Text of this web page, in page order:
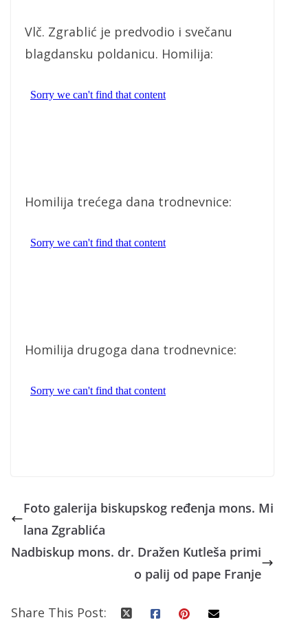
Vlč. Zgrablić je predvodio i svečanu
blagdansku poldanicu. Homilija:
Homilija trećega dana trodnevnice:
Homilija drugoga dana trodnevnice:
Foto galerija biskupskog ređenja mons. Mi
lana Zgrablića
Nadbiskup mons. dr. Dražen Kutleša primi
o palij od pape Franje
Share This Post: